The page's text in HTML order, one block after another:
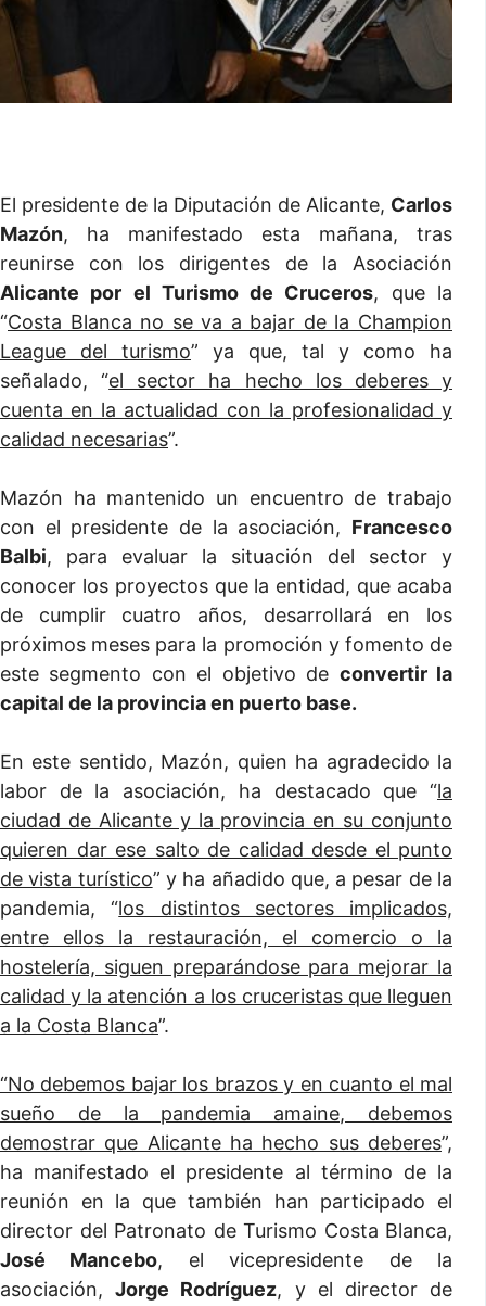
El presidente de la Diputación de Alicante, Carlos
Mazón, ha manifestado esta mañana, tras
reunirse con los dirigentes de la Asociación
Alicante por el Turismo de Cruceros, que la
“Costa Blanca no se va a bajar de la Champion
League del turismo” ya que, tal y como ha
señalado, “el sector ha hecho los deberes y
cuenta en la actualidad con la profesionalidad y
calidad necesarias”.
Mazón ha mantenido un encuentro de trabajo
con el presidente de la asociación, Francesco
Balbi, para evaluar la situación del sector y
conocer los proyectos que la entidad, que acaba
de cumplir cuatro años, desarrollará en los
próximos meses para la promoción y fomento de
este segmento con el objetivo de convertir la
capital de la provincia en puerto base.
En este sentido, Mazón, quien ha agradecido la
labor de la asociación, ha destacado que “la
ciudad de Alicante y la provincia en su conjunto
quieren dar ese salto de calidad desde el punto
de vista turístico” y ha añadido que, a pesar de la
pandemia, “los distintos sectores implicados,
entre ellos la restauración, el comercio o la
hostelería, siguen preparándose para mejorar la
calidad y la atención a los cruceristas que lleguen
a la Costa Blanca”.
“No debemos bajar los brazos y en cuanto el mal
sueño de la pandemia amaine, debemos
demostrar que Alicante ha hecho sus deberes”,
ha manifestado el presidente al término de la
reunión en la que también han participado el
director del Patronato de Turismo Costa Blanca,
José Mancebo, el vicepresidente de la
asociación,Jorge Rodríguez, y el director de